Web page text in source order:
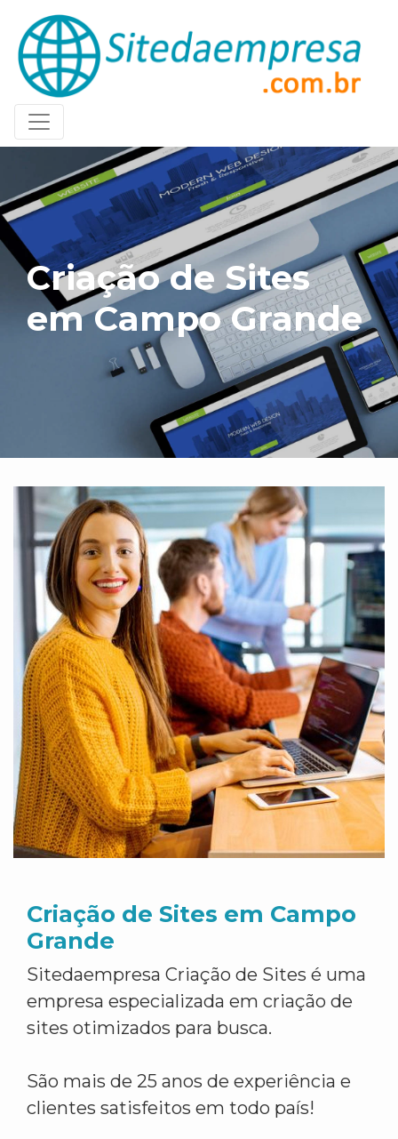
Criação de Sites
em Campo Grande
Criação de Sites em Campo
Grande
Sitedaempresa Criação de Sites é uma
empresa especializada em criação de
sites otimizados para busca.
São mais de 25 anos de experiência e
clientes satisfeitos em todo país!